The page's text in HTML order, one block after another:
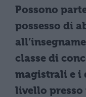
Possono
possesso di
classe di
magistrali e i
livello presso